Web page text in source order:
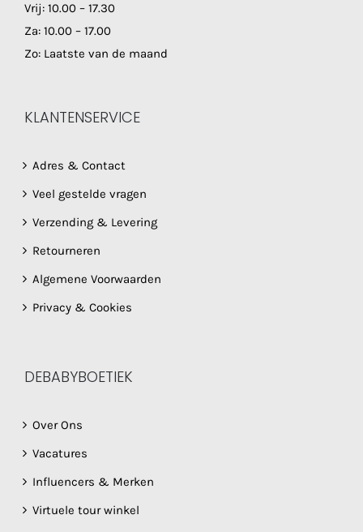
Vrij: 10.00 – 17.30
Za: 10.00 – 17.00
Zo: Laatste van de maand
KLANTENSERVICE
Adres & Contact
Veel gestelde vragen
Verzending & Levering
Retourneren
Algemene Voorwaarden
Privacy & Cookies
DEBABYBOETIEK
Over Ons
Vacatures
Influencers & Merken
Virtuele tour winkel